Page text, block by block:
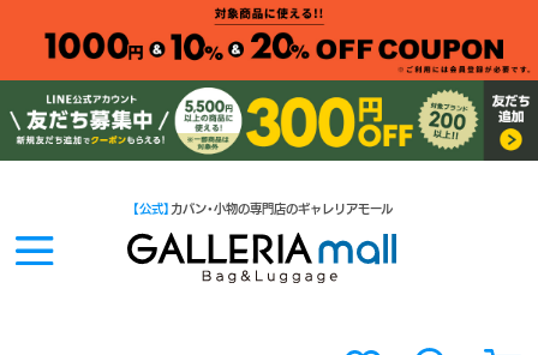
【公式】 カバン・小物の専門店のギャレリアモール